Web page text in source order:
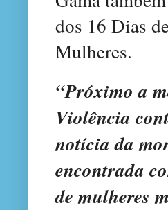
dos 16 Dias
Mulheres.
“Próximo a
Violência
notícia da
encontrada
de mulheres